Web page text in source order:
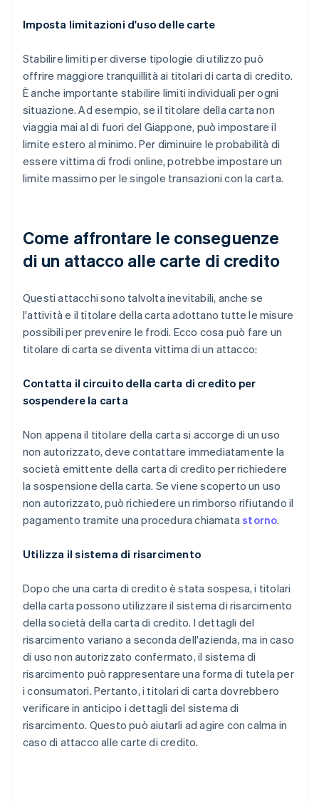
Imposta limitazioni d'uso delle carte
Stabilire limiti per diverse tipologie di utilizzo può
offrire maggiore tranquillità ai titolari di carta di credito.
È anche importante stabilire limiti individuali per ogni
situazione. Ad esempio, se il titolare della carta non
viaggia mai al di fuori del Giappone, può impostare il
limite estero al minimo. Per diminuire le probabilità di
essere vittima di frodi online, potrebbe impostare un
limite massimo per le singole transazioni con la carta.
Come affrontare le conseguenze
di un attacco alle carte di credito
Questi attacchi sono talvolta inevitabili, anche se
l'attività e il titolare della carta adottano tutte le misure
possibili per prevenire le frodi. Ecco cosa può fare un
titolare di carta se diventa vittima di un attacco:
Contatta il circuito della carta di credito per
sospendere la carta
Non appena il titolare della carta si accorge di un uso
non autorizzato, deve contattare immediatamente la
società emittente della carta di credito per richiedere
la sospensione della carta. Se viene scoperto un uso
non autorizzato, può richiedere un rimborso rifiutando il
pagamento tramite una procedura chiamatastorno.
Utilizza il sistema di risarcimento
Dopo che una carta di credito è stata sospesa, i titolari
della carta possono utilizzare il sistema di risarcimento
della società della carta di credito. I dettagli del
risarcimento variano a seconda dell'azienda, ma in caso
di uso non autorizzato confermato, il sistema di
risarcimento può rappresentare una forma di tutela per
i consumatori. Pertanto, i titolari di carta dovrebbero
verificare in anticipo i dettagli del sistema di
risarcimento. Questo può aiutarli ad agire con calma in
caso di attacco alle carte di credito.